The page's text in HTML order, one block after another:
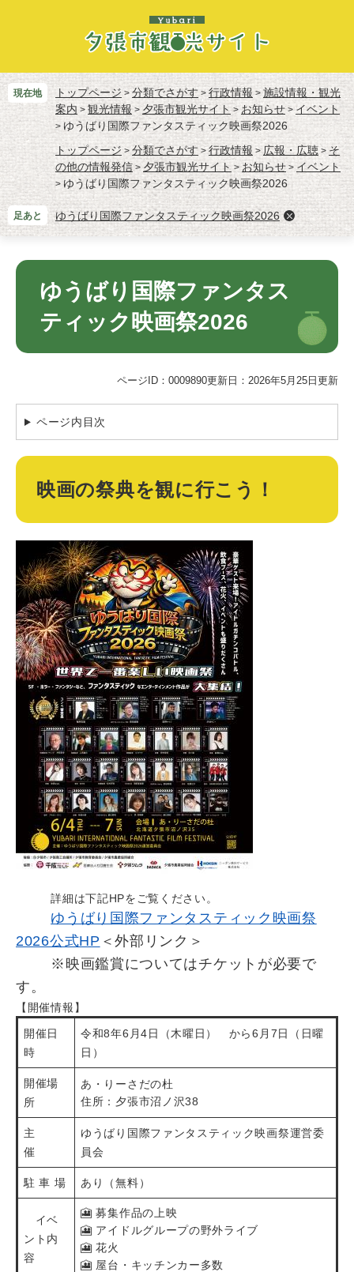
先
頭
で
す。
を
飛
ば
て
本
文
へ
現在地 トップページ > 分類でさがす > 行政情報 > 施設情報・観光
案内 >観光情報 > 夕張市観光サイト > お知らせ> イベント
> ゆうばり国際ファンタスティック映画祭2026
トップページ > 分類でさがす >行政情報 > 広報・広聴 > そ
の他の情報発信 > 夕張市観光サイト >お知らせ > イベント
> ゆうばり国際ファンタスティック映画祭2026
足あと ゆうばり国際ファンタスティック映画祭2026
本
ゆうばり国際ファンタス
ティック映画祭2026
ページID：0009890更新日：2026年5月25日更新
ページ内目次
映画の祭典を観に行こう！
詳細は下記HPをご覧ください。
ゆうばり国際ファンタスティック映画祭
2026公式HP ＜外部リンク＞
※映画鑑賞についてはチケットが必要で
す。
【開催情報】
開催日
時
令和8年6月4日（木曜日） から6月7日（日曜
日）
開催場
所
あ・りーさだの杜
住所：夕張市沼ノ沢38
主
催
ゆうばり国際ファンタスティック映画祭運営委
員会
駐 車 場 あり（無料）
イベ
ント内
容
🎦 募集作品の上映
🎦 アイドルグループの野外ライブ
🎦 花火
🎦 屋台・キッチンカー多数